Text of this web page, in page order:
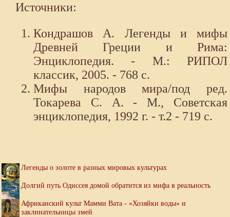
Источники:
Кондрашов А. Легенды и мифы
Древней Греции и Рима:
Энциклопедия. - М.: РИПОЛ
классик, 2005. - 768 с.
Мифы народов мира/под ред.
Токарева С. А. - М., Советская
энциклопедия, 1992 г. - т.2 - 719 с.
Легенды о золоте в разных мировых культурах
Долгий путь Одиссея домой обратится из мифа в реальность
Африканский культ Мамми Вата - «Хозяйки воды» и
заклинательницы змей